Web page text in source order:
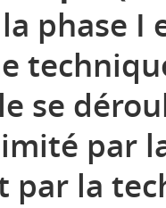
phase I
se
par
par la